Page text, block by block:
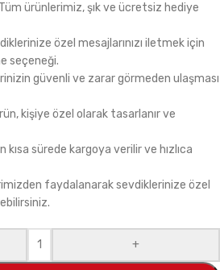
ürünlerimiz, şık ve ücretsiz hediye
özel mesajlarınızı iletmek için
seçeneği.
güvenli ve zarar görmeden ulaşması
kişiye özel olarak tasarlanır ve
kısa sürede kargoya verilir ve hızlıca
faydalanarak sevdiklerinize özel
+